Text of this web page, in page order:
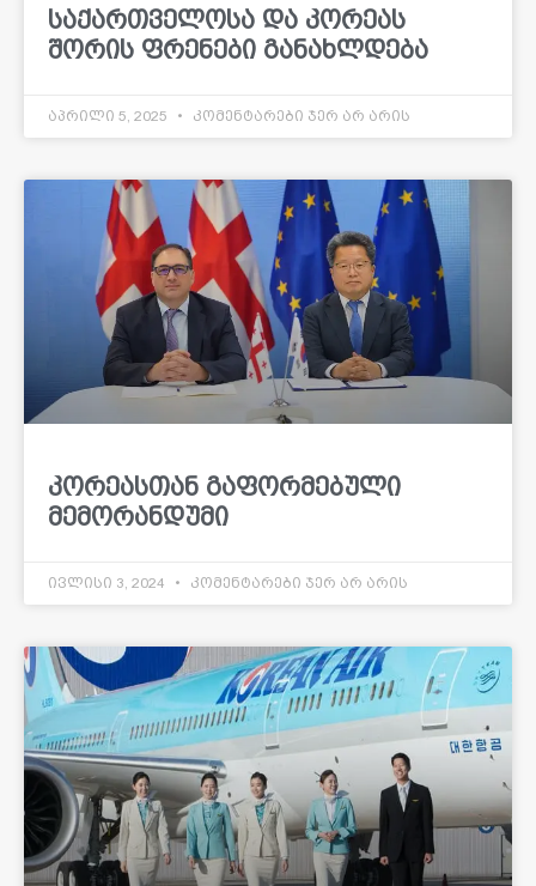
საქართველოსა და კორეას
შორის ფრენები განახლდება
აპრილი 5, 2025 კომენტარები ჯერ არ არის
კორეასთან გაფორმებული
მემორანდუმი
ივლისი 3, 2024 კომენტარები ჯერ არ არის